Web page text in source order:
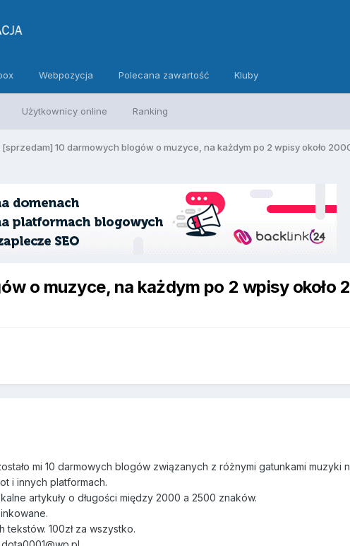
Użytkownicy online Ranking
Webpozycja Polecana zawartość Kluby
[sprzedam] 10 darmowych blogów o muzyce, na każdym po 2 wpisy około
o muzyce, na każdym po 2 wpisy około
mi 10 darmowych blogów związanych z różnymi gatunkami muzyki
i innych platformach.
artykuły o długości między 2000 a 2500 znaków.
tekstów. 100zł za wszystko.